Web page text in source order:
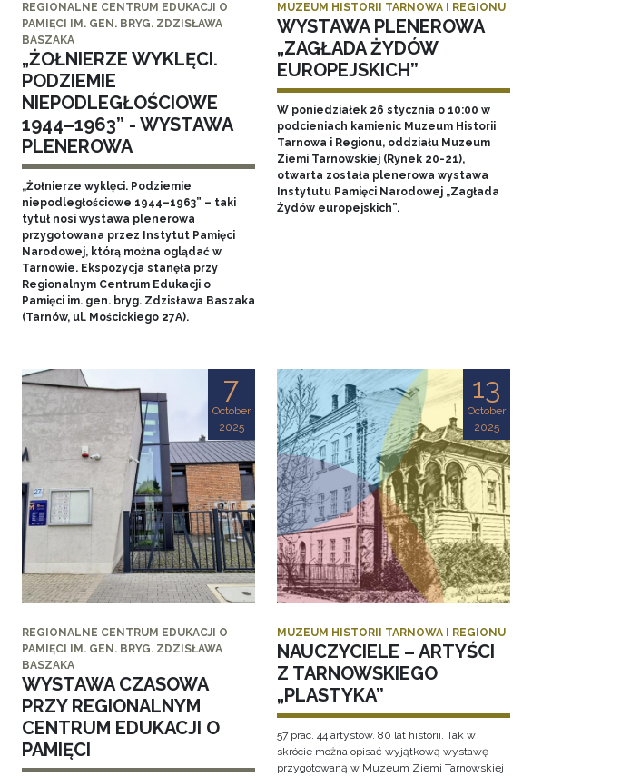
REGIONALNE CENTRUM EDUKACJI O
PAMIĘCI IM. GEN. BRYG. ZDZISŁAWA
BASZAKA
„ŻOŁNIERZE WYKLĘCI.
PODZIEMIE
NIEPODLEGŁOŚCIOWE
1944–1963” - WYSTAWA
PLENEROWA
„Żołnierze wyklęci. Podziemie
niepodległościowe 1944–1963” – taki
tytuł nosi wystawa plenerowa
przygotowana przez Instytut Pamięci
Narodowej, którą można oglądać w
Tarnowie. Ekspozycja stanęła przy
Regionalnym Centrum Edukacji o
Pamięci im. gen. bryg. Zdzisława Baszaka
(Tarnów, ul. Mościckiego 27A).
MUZEUM HISTORII TARNOWA I REGIONU
WYSTAWA PLENEROWA
„ZAGŁADA ŻYDÓW
EUROPEJSKICH”
W poniedziałek 26 stycznia o 10:00 w
podcieniach kamienic Muzeum Historii
Tarnowa i Regionu, oddziału Muzeum
Ziemi Tarnowskiej (Rynek 20-21),
otwarta została plenerowa wystawa
Instytutu Pamięci Narodowej „Zagłada
Żydów europejskich”.
7
October
2025
REGIONALNE CENTRUM EDUKACJI O
PAMIĘCI IM. GEN. BRYG. ZDZISŁAWA
BASZAKA
WYSTAWA CZASOWA
PRZY REGIONALNYM
CENTRUM EDUKACJI O
PAMIĘCI
13
October
2025
MUZEUM HISTORII TARNOWA I REGIONU
NAUCZYCIELE – ARTYŚCI
Z TARNOWSKIEGO
„PLASTYKA”
57 prac. 44 artystów. 80 lat historii. Tak w
skrócie można opisać wyjątkową wystawę
przygotowaną w Muzeum Ziemi Tarnowskiej